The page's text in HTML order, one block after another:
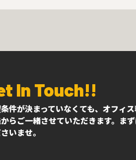
In Touch!!
件が決まっていなくても、オフィ
らご一緒させていただきます。ま
いませ。